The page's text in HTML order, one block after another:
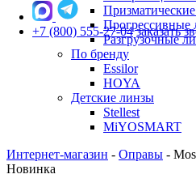
Прогрессивные
Разгрузочные
По бренду
Essilor
HOYA
Детские линзы
Stellest
MiYOSMART
+7 (800) 555-27-04 заказать
Интернет-магазин - Оправы -
Новинка